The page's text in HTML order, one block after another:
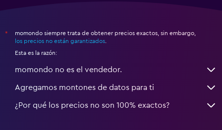
*
momondo siempre trata de obtener precios exactos, sin embargo,
los precios no están garantizados
Esta es la razón:
momondo no es el vendedor.
Agregamos montones de datos para ti
¿Por qué los precios no son 100% exactos?